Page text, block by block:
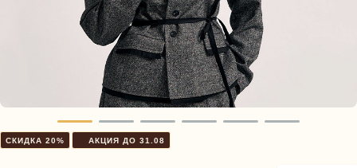
Блузы, толстовки
СКИДКА 20% АКЦИЯ ДО 31.08